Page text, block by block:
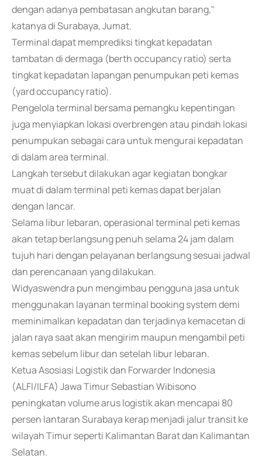
dengan adanya pembatasan angkutan barang,"
katanya di Surabaya, Jumat.
Terminal dapat memprediksi tingkat kepadatan
tambatan di dermaga (berth occupancy ratio) serta
tingkat kepadatan lapangan penumpukan peti kemas
(yard occupancy ratio).
Pengelola terminal bersama pemangku kepentingan
juga menyiapkan lokasi overbrengen atau pindah lokasi
penumpukan sebagai cara untuk mengurai kepadatan
di dalam area terminal.
Langkah tersebut dilakukan agar kegiatan bongkar
muat di dalam terminal peti kemas dapat berjalan
dengan lancar.
Selama libur lebaran, operasional terminal peti kemas
akan tetap berlangsung penuh selama 24 jam dalam
tujuh hari dengan pelayanan berlangsung sesuai jadwal
dan perencanaan yang dilakukan.
Widyaswendra pun mengimbau pengguna jasa untuk
menggunakan layanan terminal booking system demi
meminimalkan kepadatan dan terjadinya kemacetan di
jalan raya saat akan mengirim maupun mengambil peti
kemas sebelum libur dan setelah libur lebaran.
Ketua Asosiasi Logistik dan Forwarder Indonesia
(ALFI/ILFA) Jawa Timur Sebastian Wibisono
peningkatan volume arus logistik akan mencapai 80
persen lantaran Surabaya kerap menjadi jalur transit ke
wilayah Timur seperti Kalimantan Barat dan Kalimantan
Selatan.